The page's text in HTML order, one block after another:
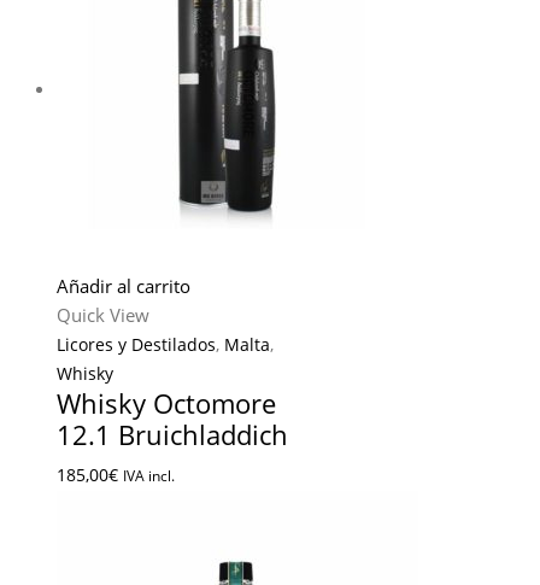
Añadir al carrito
Quick View
Licores y Destilados, Malta,
Whisky
Whisky Octomore
12.1 Bruichladdich
185,00€ IVA incl.